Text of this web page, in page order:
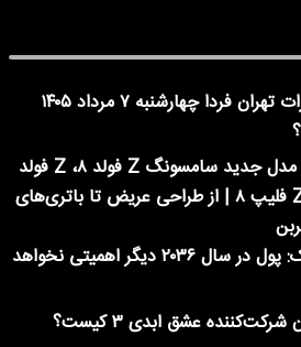
فوری | ادارات تهران فردا چهارشنبه ۷ مرداد ۱۴۰۵
معرفی سه مدل جدید سامسونگ Z فولد ۸، Z فولد
۸ اولترا و Z فلیپ ۸ | از طراحی عریض تا باتری‌های
ایلان ماسک: پول در سال ۲۰۳۶ دیگر اهمیتی نخواهد
شرکت‌کننده عشق ابدی ۳ کیست؟